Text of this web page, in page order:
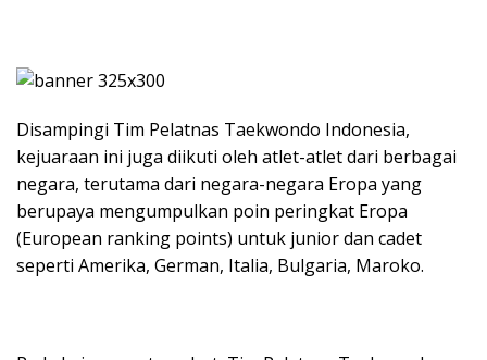
Disampingi Tim Pelatnas Taekwondo Indonesia,
kejuaraan ini juga diikuti oleh atlet-atlet dari berbagai
negara, terutama dari negara-negara Eropa yang
berupaya mengumpulkan poin peringkat Eropa
(European ranking points) untuk junior dan cadet
seperti Amerika, German, Italia, Bulgaria, Maroko.